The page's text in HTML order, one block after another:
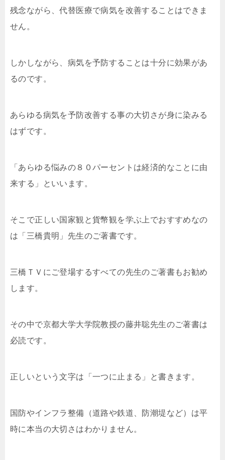
残念ながら、代替医療で病気を改善することはできま
せん。
しかしながら、病気を予防することは十分に効果があ
るのです。
あらゆる病気を予防改善する事の大切さが身に染みる
はずです。
「あらゆる悩みの８０パーセントは経済的なことに由
来する」といいます。
そこで正しい国家観と貨幣観を学ぶ上でおすすめなの
は「三橋貴明」先生のご著書です。
三橋ＴＶにご登場するすべての先生のご著書もお勧め
します。
その中で京都大学大学院教授の藤井聡先生のご著書は
必読です。
正しいという文字は「一つに止まる」と書きます。
国防やインフラ整備（道路や鉄道、防潮堤など）は平
時に本当の大切さはわかりません。